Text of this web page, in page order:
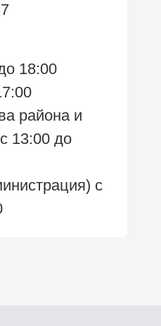
18:00
района и
13:00 до
с